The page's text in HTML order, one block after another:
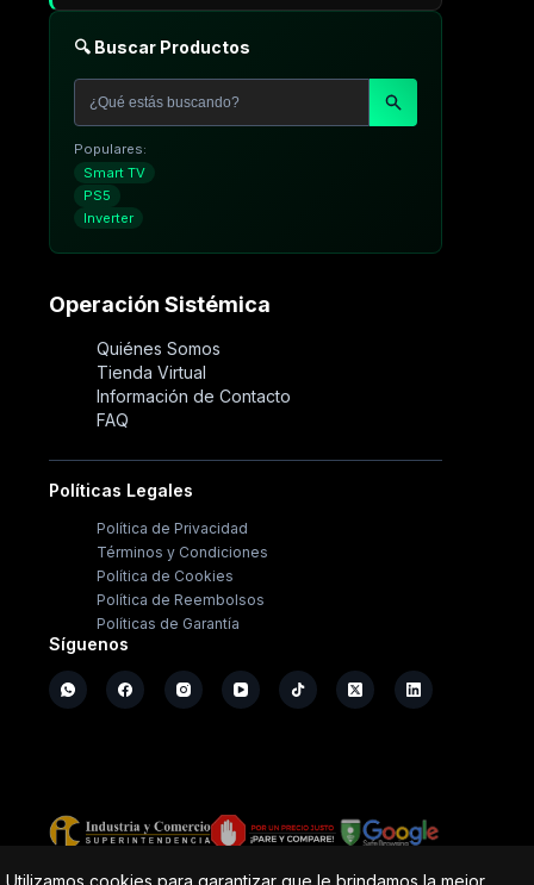
Utilizamos cookies para garantizar que le brindamos la mejor
🔍 Buscar Productos
Populares:
Smart TV
PS5
Inverter
Operación Sistémica
Quiénes Somos
Tienda Virtual
Información de Contacto
FAQ
Políticas Legales
Política de Privacidad
Términos y Condiciones
Política de Cookies
Política de Reembolsos
Políticas de Garantía
Síguenos
Copyright © - Operación Sistémica